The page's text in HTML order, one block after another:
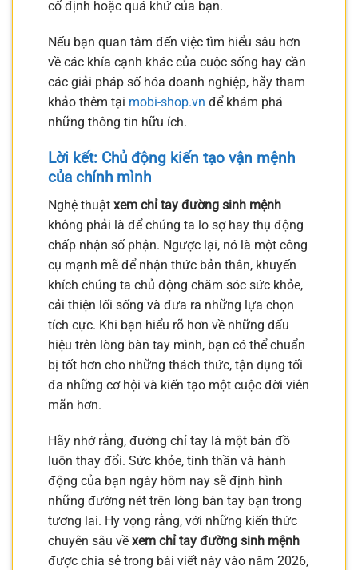
cố định hoặc quá khứ của bạn.
Nếu bạn quan tâm đến việc tìm hiểu sâu hơn
về các khía cạnh khác của cuộc sống hay cần
các giải pháp số hóa doanh nghiệp, hãy tham
khảo thêm tại mobi-shop.vn để khám phá
những thông tin hữu ích.
Lời kết: Chủ động kiến tạo vận mệnh
của chính mình
Nghệ thuật xem chỉ tay đường sinh mệnh
không phải là để chúng ta lo sợ hay thụ động
chấp nhận số phận. Ngược lại, nó là một công
cụ mạnh mẽ để nhận thức bản thân, khuyến
khích chúng ta chủ động chăm sóc sức khỏe,
cải thiện lối sống và đưa ra những lựa chọn
tích cực. Khi bạn hiểu rõ hơn về những dấu
hiệu trên lòng bàn tay mình, bạn có thể chuẩn
bị tốt hơn cho những thách thức, tận dụng tối
đa những cơ hội và kiến tạo một cuộc đời viên
mãn hơn.
Hãy nhớ rằng, đường chỉ tay là một bản đồ
luôn thay đổi. Sức khỏe, tinh thần và hành
động của bạn ngày hôm nay sẽ định hình
những đường nét trên lòng bàn tay bạn trong
tương lai. Hy vọng rằng, với những kiến thức
chuyên sâu về xem chỉ tay đường sinh mệnh
được chia sẻ trong bài viết này vào năm 2026,